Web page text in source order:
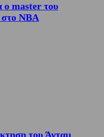
master του
στο ΝΒΑ
του Άνταμ